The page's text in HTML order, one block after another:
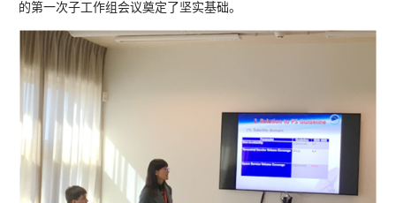
的第一次子工作组会议奠定了坚实基础。